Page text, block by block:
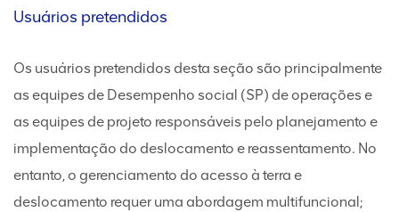
Usuários pretendidos
Os usuários pretendidos desta seção são principalmente
as equipes de Desempenho social (SP) de operações e
as equipes de projeto responsáveis pelo planejamento e
implementação do deslocamento e reassentamento. No
entanto, o gerenciamento do acesso à terra e
deslocamento requer uma abordagem multifuncional;